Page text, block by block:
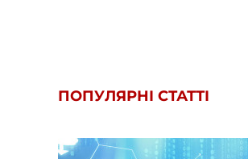
ПОПУЛЯРНІ СТАТТІ